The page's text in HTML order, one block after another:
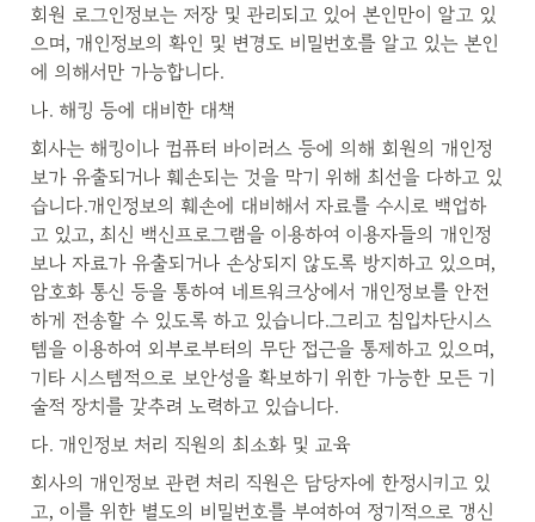
회원 로그인정보는 저장 및 관리되고 있어 본인만이 알고 있
으며, 개인정보의 확인 및 변경도 비밀번호를 알고 있는 본인
에 의해서만 가능합니다.
나. 해킹 등에 대비한 대책
회사는 해킹이나 컴퓨터 바이러스 등에 의해 회원의 개인정
보가 유출되거나 훼손되는 것을 막기 위해 최선을 다하고 있
습니다.개인정보의 훼손에 대비해서 자료를 수시로 백업하
고 있고, 최신 백신프로그램을 이용하여 이용자들의 개인정
보나 자료가 유출되거나 손상되지 않도록 방지하고 있으며,
암호화 통신 등을 통하여 네트워크상에서 개인정보를 안전
하게 전송할 수 있도록 하고 있습니다.그리고 침입차단시스
템을 이용하여 외부로부터의 무단 접근을 통제하고 있으며,
기타 시스템적으로 보안성을 확보하기 위한 가능한 모든 기
술적 장치를 갖추려 노력하고 있습니다.
다. 개인정보 처리 직원의 최소화 및 교육
회사의 개인정보 관련 처리 직원은 담당자에 한정시키고 있
고, 이를 위한 별도의 비밀번호를 부여하여 정기적으로 갱신